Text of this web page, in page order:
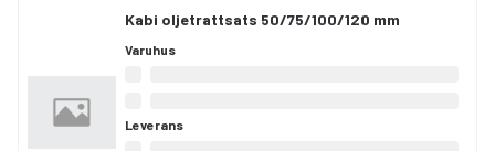
Kabi oljetrattsats 50/75/100/120 mm
Varuhus
Leverans